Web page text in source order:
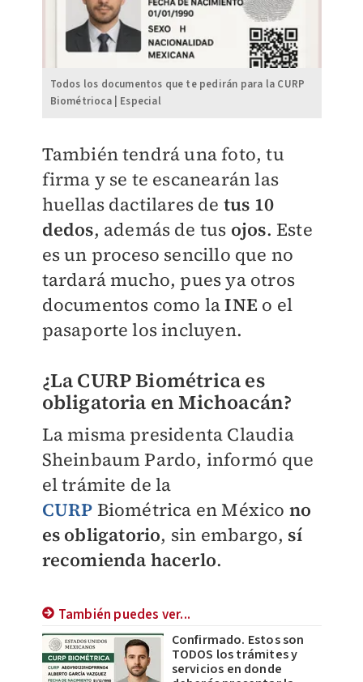
Todos los documentos que te pedirán para la CURP
Biométrioca | Especial
También tendrá una foto, tu
firma y se te escanearán las
huellas dactilares de tus 10
dedos, además de tus ojos. Este
es un proceso sencillo que no
tardará mucho, pues ya otros
documentos como laINE o el
pasaporte los incluyen.
¿La CURP Biométrica es
obligatoria en Michoacán?
La misma presidenta Claudia
Sheinbaum Pardo, informó que
el trámite de la
CURP Biométrica en México no
es obligatorio, sin embargo, sí
recomienda hacerlo.
También puedes ver...
Confirmado. Estos son
TODOS los trámites y
servicios en donde